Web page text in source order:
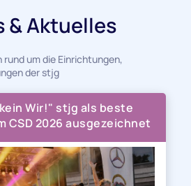
& Aktuelles
um die Einrichtungen,
der stjg
Wir!" stjg als beste
CSD 2026 ausgezeichnet